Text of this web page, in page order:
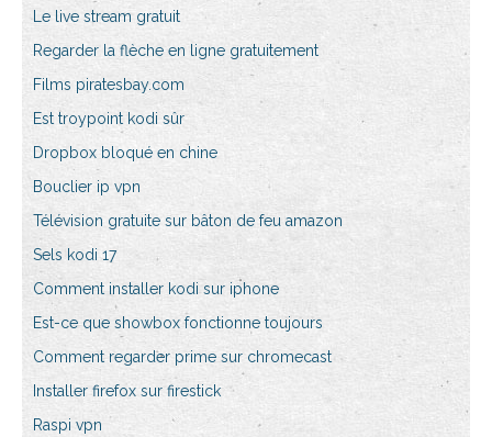
Le live stream gratuit
Regarder la flèche en ligne gratuitement
Films piratesbay.com
Est troypoint kodi sûr
Dropbox bloqué en chine
Bouclier ip vpn
Télévision gratuite sur bâton de feu amazon
Sels kodi 17
Comment installer kodi sur iphone
Est-ce que showbox fonctionne toujours
Comment regarder prime sur chromecast
Installer firefox sur firestick
Raspi vpn